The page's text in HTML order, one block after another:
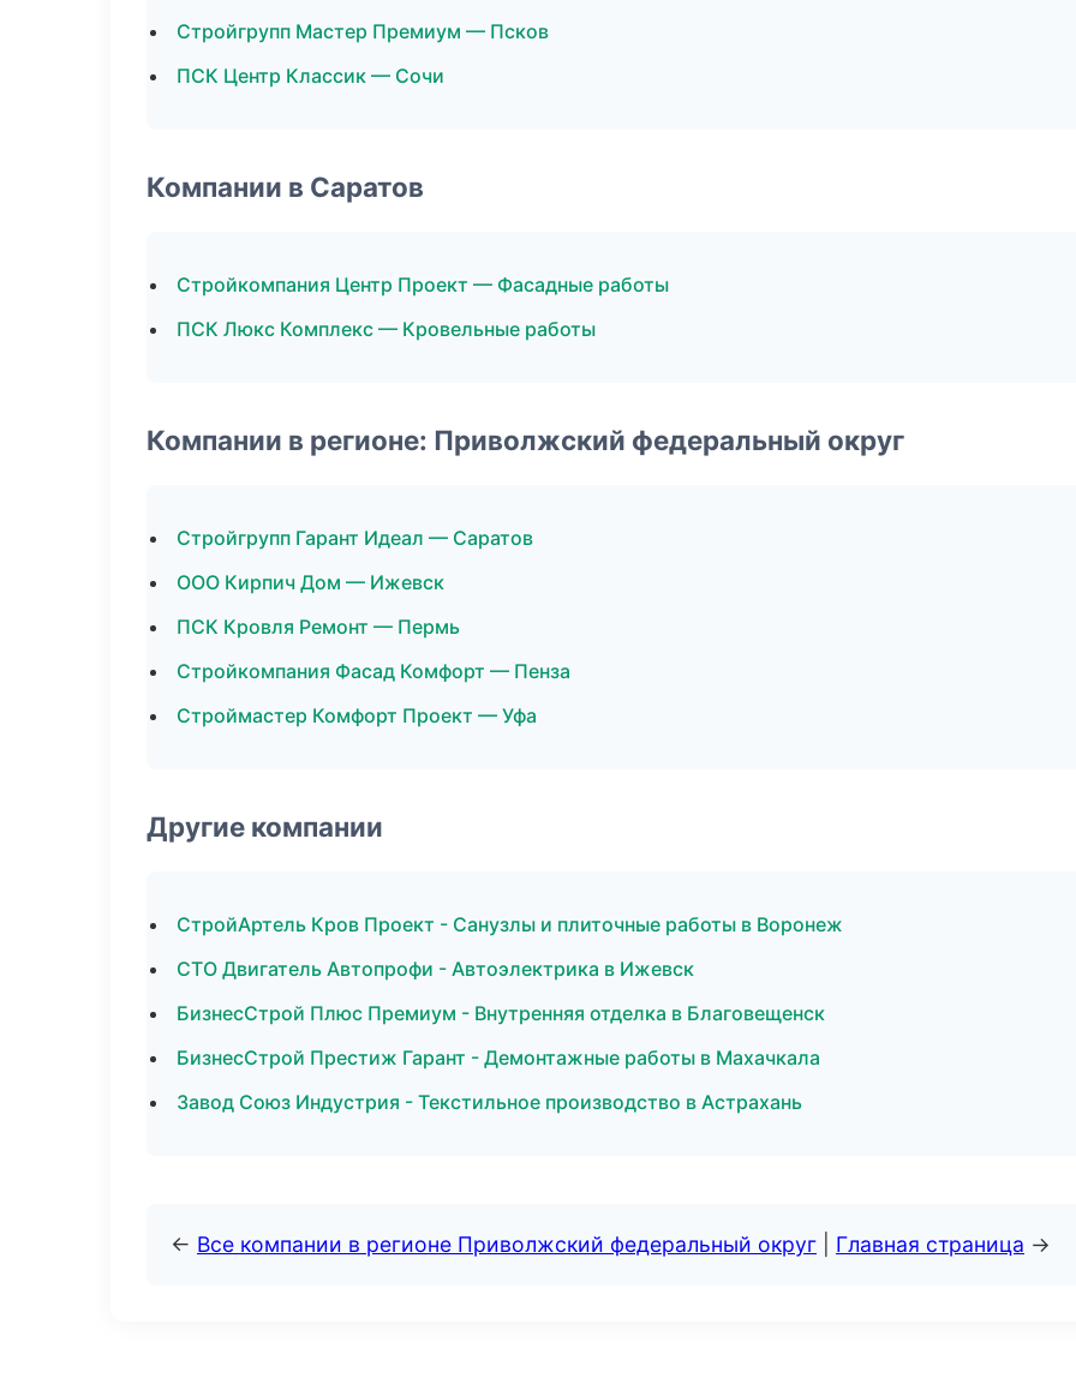
Стройгрупп Мастер Премиум — Псков
ПСК Центр Классик — Сочи
Компании в Саратов
Стройкомпания Центр Проект — Фасадные работы
ПСК Люкс Комплекс — Кровельные работы
Компании в регионе: Приволжский федеральный округ
Стройгрупп Гарант Идеал — Саратов
ООО Кирпич Дом — Ижевск
ПСК Кровля Ремонт — Пермь
Стройкомпания Фасад Комфорт — Пенза
Строймастер Комфорт Проект — Уфа
Другие компании
СтройАртель Кров Проект - Санузлы и плиточные работы в Воронеж
СТО Двигатель Автопрофи - Автоэлектрика в Ижевск
БизнесСтрой Плюс Премиум - Внутренняя отделка в Благовещенск
БизнесСтрой Престиж Гарант - Демонтажные работы в Махачкала
Завод Союз Индустрия - Текстильное производство в Астрахань
← Все компании в регионе Приволжский федеральный округ Главная страница →